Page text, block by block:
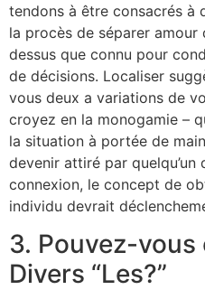
tendons à être consacrés à
la procès de séparer
dessus que connu pour
de décisions. Localiser
vous deux a variations de
croyez en la monogamie –
la situation à portée de
devenir attiré par quelqu’un
connexion, le concept de
individu devrait
3. Pouvez-
Divers “Les?”